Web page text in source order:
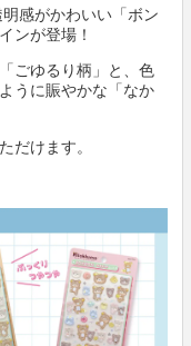
感がかわいい「ボン
ンが登場！
ごゆるり柄」と、色
うに賑やかな「なか
だけます。